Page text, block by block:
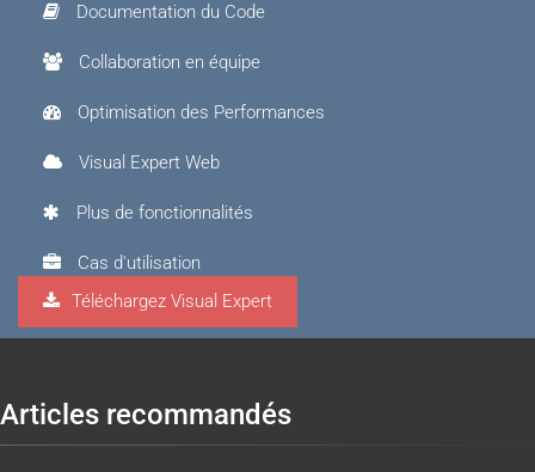
Documentation du Code
Collaboration en équipe
Optimisation des Performances
Visual Expert Web
Plus de fonctionnalités
Cas d'utilisation
Visual Expert.AI
Téléchargez Visual Expert
Articles recommandés